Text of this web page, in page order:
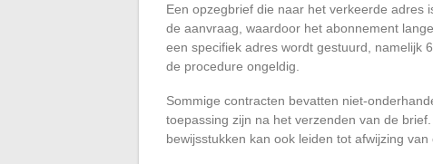
Een opzegbrief die naar het verkeerde adres
de aanvraag, waardoor het abonnement
een specifiek adres wordt gestuurd, namelijk
de procedure ongeldig.
Sommige contracten bevatten niet-
toepassing zijn na het verzenden van de
bewijsstukken kan ook leiden tot afwijzing van